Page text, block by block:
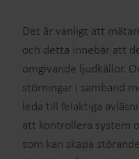
Det är vanligt att
och detta innebär att
omgivande ljudkällor.
störningar i samband
leda till felaktiga
att kontrollera system
som kan skapa